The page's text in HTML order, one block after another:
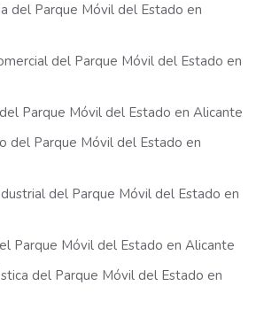
del Parque Móvil del Estado en
del Parque Móvil del Estado en
Parque Móvil del Estado en Alicante
del Parque Móvil del Estado en
del Parque Móvil del Estado en
Parque Móvil del Estado en Alicante
del Parque Móvil del Estado en